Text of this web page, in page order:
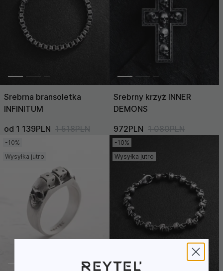
Srebrna bransoletka
INFINITUM
od 1 139PLN 1 518PLN
Srebrny krzyż INNER
DEMONS
972PLN 1 080PLN
-10%
Wysyłka jutro
-10%
Wysyłka jutro